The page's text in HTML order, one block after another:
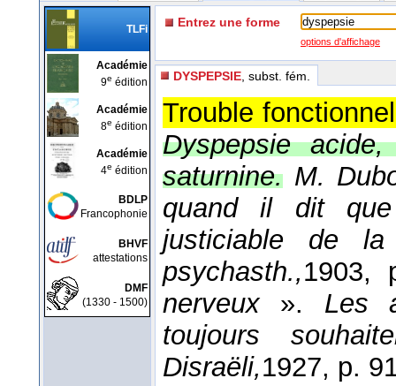
TLFi
Académie
9e édition
Académie
8e édition
Académie
4e édition
BDLP
Francophonie
BHVF
attestations
DMF
(1330 - 1500)
Entrez une forme
options d'affichage
DYSPEPSIE , subst. fém.
Trouble
Dyspepsie
saturnine. M.
quand il dit que
justiciable de la
psychasth.,1903,
nerveux». Les
toujours
Disraëli,1927, p.